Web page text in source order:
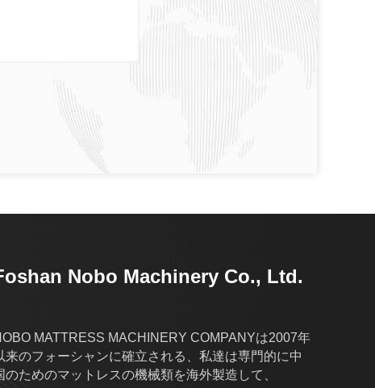
Nobo Machinery Co., Ltd.
MATTRESS MACHINERY COMPANYは2007年
来のフォーシャンに確立される、私達は専門的に中
のためのマットレスの機械類を海外製造して、